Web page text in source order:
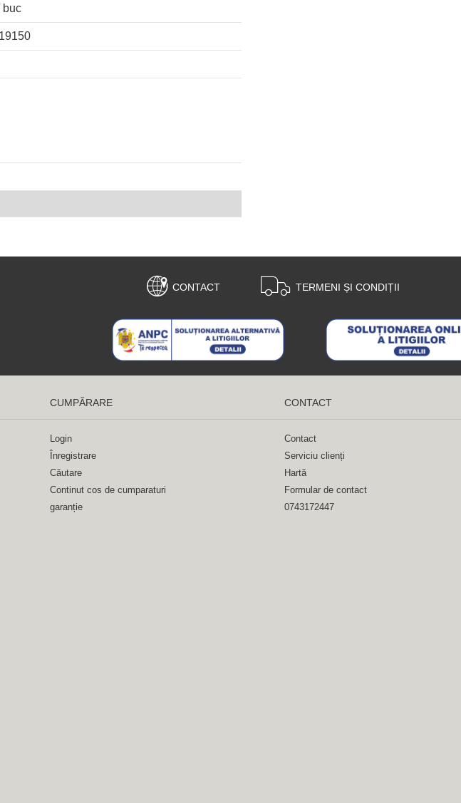
buc
CONTACT TERMENI ȘI CONDIȚII
CUMPĂRARE
Login
Înregistrare
Căutare
Continut cos de cumparaturi
garanție
CONTACT
Contact
Serviciu clienți
Hartă
Formular de contact
0743172447